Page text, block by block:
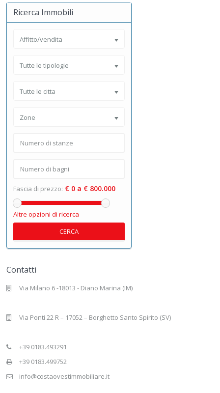
Ricerca Immobili
Affitto/vendita
Tutte le tipologie
Tutte le citta
Zone
Fascia di prezzo: € 0 a € 800.000
Altre opzioni di ricerca
CERCA
Contatti
Via Milano 6 -18013 - Diano Marina (IM)
Via Ponti 22 R – 17052 – Borghetto Santo Spirito (SV)
+39 0183.493291
+39 0183.499752
info@costaovestimmobiliare.it